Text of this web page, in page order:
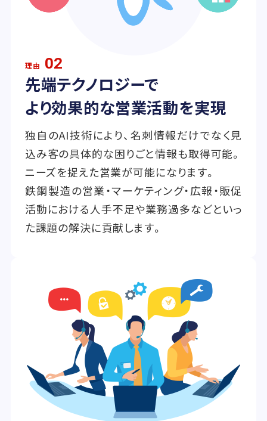
理由 02
先端テクノロジーで
より効果的な営業活動を実現
独自のAI技術により、名刺情報だけでなく見
込み客の具体的な困りごと情報も取得可能。
ニーズを捉えた営業が可能になります。
鉄鋼製造の営業・マーケティング・広報・販促
活動における人手不足や業務過多などといっ
た課題の解決に貢献します。